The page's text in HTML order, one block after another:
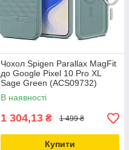
Чохол Spigen Parallax MagFit
до Google Pixel 10 Pro XL
Sage Green (ACS09732)
В наявності
1 304,13 ₴ 1 499 ₴
Купити